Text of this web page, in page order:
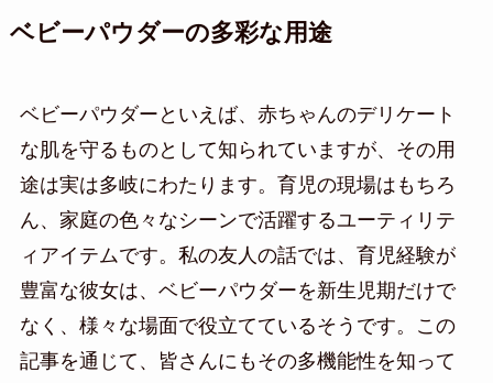
ベビーパウダーの多彩な用途
ベビーパウダーといえば、赤ちゃんのデリケート
な肌を守るものとして知られていますが、その用
途は実は多岐にわたります。育児の現場はもちろ
ん、家庭の色々なシーンで活躍するユーティリテ
ィアイテムです。私の友人の話では、育児経験が
豊富な彼女は、ベビーパウダーを新生児期だけで
なく、様々な場面で役立てているそうです。この
記事を通じて、皆さんにもその多機能性を知って